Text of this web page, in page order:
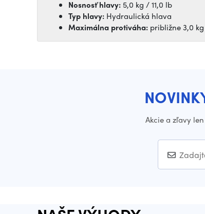
Nosnosť hlavy: 5,0 kg / 11,0 lb
Typ hlavy: Hydraulická hlava
Maximálna protiváha: približne 3,0
Akcie a zľavy